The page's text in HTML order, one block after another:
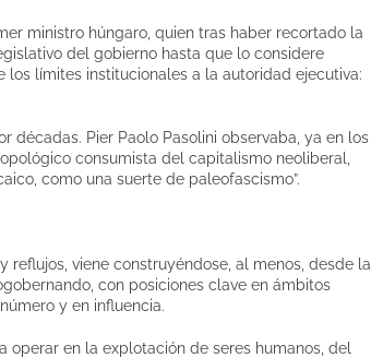
ministro húngaro, quien tras haber recortado la
del gobierno hasta que lo considere
límites institucionales a la autoridad ejecutiva:
décadas. Pier Paolo Pasolini observaba, ya en los
consumista del capitalismo neoliberal,
como una suerte de paleofascismo”.
viene construyéndose, al menos, desde la
con posiciones clave en ámbitos
y en influencia.
en la explotación de seres humanos, del